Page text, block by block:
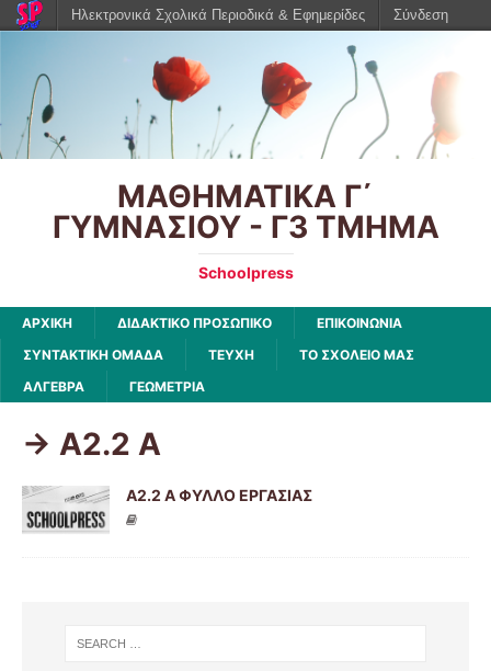
ΜΑΘΗΜΑΤΙΚΑ Γ΄
ΓΥΜΝΑΣΙΟΥ - Γ3 ΤΜΗΜΑ
Schoolpress
ΑΡΧΙΚΉ ΔΙΔΑΚΤΙΚΟ ΠΡΟΣΩΠΙΚΟ
ΕΠΙΚΟΙΝΩΝΙΑ
ΣΥΝΤΑΚΤΙΚΗ ΟΜΑΔΑ
ΤΕΥΧΗ
ΤΟ ΣΧΟΛΕΙΟ ΜΑΣ
ΑΛΓΕΒΡΑ
ΓΕΩΜΕΤΡΙΑ
-> Α2.2 Α
Α2.2 Α ΦΥΛΛΟ ΕΡΓΑΣΙΑΣ
Ηλεκτρονικά Σχολικά Περιοδικά & Εφημερίδες Σύνδεση